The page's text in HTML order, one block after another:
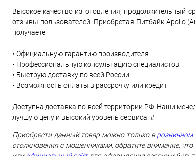
Высокое качество изготовления, продолжительный
отзывы пользователей. Приобретая Питбайк Apollo
получаете:
• Официальную гарантию производителя
• Профессиональную консультацию специалистов
• Быструю доставку по всей России
• Возможность оплаты в рассрочку или кредит
Доступна доставка по всей территории РФ. Наши
лучшую цену и высокий уровень сервиса! #
Приобрести данный товар можно только врозничном
столкновения с мошенниками, обратите внимание,